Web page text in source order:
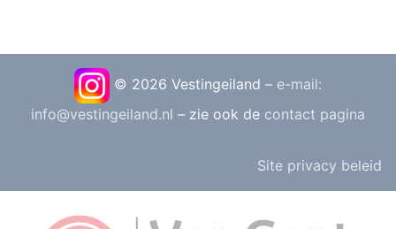
© 2026 Vestingeiland – e-mail:
info@vestingeiland.nl – zie ook de contact pagina
Site privacy beleid